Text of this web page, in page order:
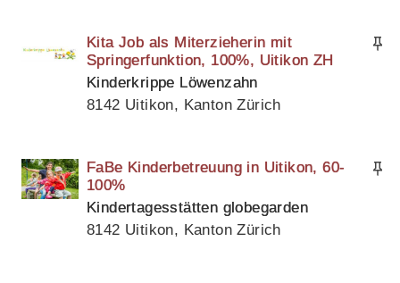
Kita Job als Miterzieherin mit
Springerfunktion, 100%, Uitikon ZH
Kinderkrippe Löwenzahn
8142 Uitikon, Kanton Zürich
FaBe Kinderbetreuung in Uitikon, 60-
100%
Kindertagesstätten globegarden
8142 Uitikon, Kanton Zürich